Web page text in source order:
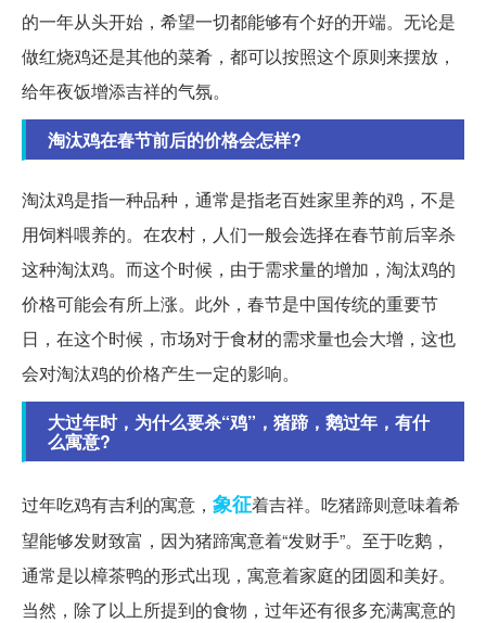
的一年从头开始，希望一切都能够有个好的开端。无论是
做红烧鸡还是其他的菜肴，都可以按照这个原则来摆放，
给年夜饭增添吉祥的气氛。
淘汰鸡在春节前后的价格会怎样?
淘汰鸡是指一种品种，通常是指老百姓家里养的鸡，不是
用饲料喂养的。在农村，人们一般会选择在春节前后宰杀
这种淘汰鸡。而这个时候，由于需求量的增加，淘汰鸡的
价格可能会有所上涨。此外，春节是中国传统的重要节
日，在这个时候，市场对于食材的需求量也会大增，这也
会对淘汰鸡的价格产生一定的影响。
大过年时，为什么要杀“鸡”，猪蹄，鹅过年，有什
么寓意?
过年吃鸡有吉利的寓意， 象征着吉祥。吃猪蹄则意味着希
望能够发财致富，因为猪蹄寓意着“发财手”。至于吃鹅，
通常是以樟茶鸭的形式出现，寓意着家庭的团圆和美好。
当然，除了以上所提到的食物，过年还有很多充满寓意的